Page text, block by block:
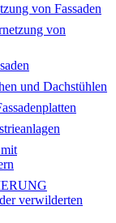
von Fassaden
von
und Dachstühlen
verwilderten